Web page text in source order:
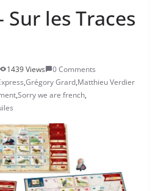
Sur les Traces
1439 Views
0 Comments
,Grégory Grard,Matthieu Verdier
,Sorry we are french,